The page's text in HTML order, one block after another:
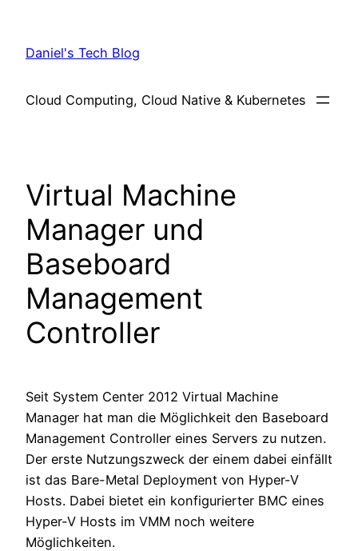
content
Daniel's Tech Blog
Cloud Computing, Cloud Native & Kubernetes
Virtual Machine
Manager und
Baseboard
Management
Controller
Seit System Center 2012 Virtual Machine
Manager hat man die Möglichkeit den Baseboard
Management Controller eines Servers zu nutzen.
Der erste Nutzungszweck der einem dabei einfällt
ist das Bare-Metal Deployment von Hyper-V
Hosts. Dabei bietet ein konfigurierter BMC eines
Hyper-V Hosts im VMM noch weitere
Möglichkeiten.